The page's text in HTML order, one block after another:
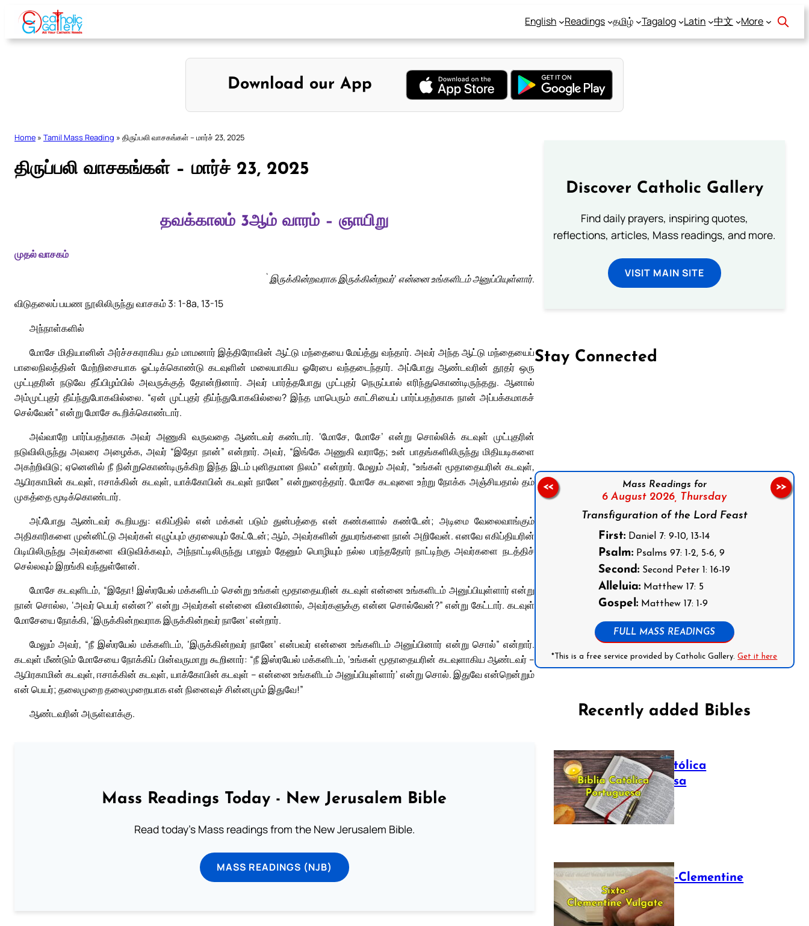
Skip
content
English Readings தமிழ் Tagalog Latin 中文 More
Download our App
Home » Tamil Mass Reading » திருப்பலி வாசகங்கள் – மார்ச் 23, 2025
திருப்பலி வாசகங்கள் – மார்ச் 23, 2025
தவக்காலம் 3ஆம் வாரம் – ஞாயிறு
முதல் வாசகம்
`இருக்கின்றவராக இருக்கின்றவர்’ என்னை உங்களிடம் அனுப்பியுள்ளார்.
விடுதலைப் பயண நூலிலிருந்து வாசகம் 3: 1-8a, 13-15
அந்நாள்களில்
மோசே மிதியானின் அர்ச்சகராகிய தம் மாமனார் இத்திரோவின் ஆட்டு மந்தையை மேய்த்து வந்தார். அவர் அந்த ஆட்டு மந்தையைப்
பாலைநிலத்தின் மேற்றிசையாக ஓட்டிக்கொண்டு கடவுளின் மலையாகிய ஓரேபை வந்தடைந்தார். அப்போது ஆண்டவரின் தூதர் ஒரு
முட்புதரின் நடுவே தீப்பிழம்பில் அவருக்குத் தோன்றினார். அவர் பார்த்தபோது முட்புதர் நெருப்பால் எரிந்துகொண்டிருந்தது. ஆனால்
அம்முட்புதர் தீய்ந்துபோகவில்லை. “ஏன் முட்புதர் தீய்ந்துபோகவில்லை? இந்த மாபெரும் காட்சியைப் பார்ப்பதற்காக நான் அப்பக்கமாகச்
செல்வேன்” என்று மோசே கூறிக்கொண்டார்.
அவ்வாறே பார்ப்பதற்காக அவர் அணுகி வருவதை ஆண்டவர் கண்டார். ‘மோசே, மோசே’ என்று சொல்லிக் கடவுள் முட்புதரின்
நடுவிலிருந்து அவரை அழைக்க, அவர் “இதோ நான்” என்றார். அவர், “இங்கே அணுகி வராதே; உன் பாதங்களிலிருந்து மிதியடிகளை
அகற்றிவிடு; ஏனெனில் நீ நின்றுகொண்டிருக்கிற இந்த இடம் புனிதமான நிலம்” என்றார். மேலும் அவர், “உங்கள் மூதாதையரின் கடவுள்,
ஆபிரகாமின் கடவுள், ஈசாக்கின் கடவுள், யாக்கோபின் கடவுள் நானே” என்றுரைத்தார். மோசே கடவுளை உற்று நோக்க அஞ்சியதால் தம்
முகத்தை மூடிக்கொண்டார்.
அப்போது ஆண்டவர் கூறியது: எகிப்தில் என் மக்கள் படும் துன்பத்தை என் கண்களால் கண்டேன்; அடிமை வேலைவாங்கும்
அதிகாரிகளை முன்னிட்டு அவர்கள் எழுப்பும் குரலையும் கேட்டேன்; ஆம், அவர்களின் துயரங்களை நான் அறிவேன். எனவே எகிப்தியரின்
பிடியிலிருந்து அவர்களை விடுவிக்கவும், அந்நாட்டிலிருந்து பாலும் தேனும் பொழியும் நல்ல பரந்ததோர் நாட்டிற்கு அவர்களை நடத்திச்
செல்லவும் இறங்கி வந்துள்ளேன்.
மோசே கடவுளிடம், “இதோ! இஸ்ரயேல் மக்களிடம் சென்று உங்கள் மூதாதையரின் கடவுள் என்னை உங்களிடம் அனுப்பியுள்ளார் என்று
நான் சொல்ல, ‘அவர் பெயர் என்ன?’ என்று அவர்கள் என்னை வினவினால், அவர்களுக்கு என்ன சொல்வேன்?” என்று கேட்டார். கடவுள்
மோசேயை நோக்கி, ‘இருக்கின்றவராக இருக்கின்றவர் நானே’ என்றார்.
மேலும் அவர், “நீ இஸ்ரயேல் மக்களிடம், ‘இருக்கின்றவர் நானே’ என்பவர் என்னை உங்களிடம் அனுப்பினார் என்று சொல்” என்றார்.
கடவுள் மீண்டும் மோசேயை நோக்கிப் பின்வருமாறு கூறினார்: “நீ இஸ்ரயேல் மக்களிடம், ‘உங்கள் மூதாதையரின் கடவுளாகிய ஆண்டவர் –
ஆபிரகாமின் கடவுள், ஈசாக்கின் கடவுள், யாக்கோபின் கடவுள் – என்னை உங்களிடம் அனுப்பியுள்ளார்’ என்று சொல். இதுவே என்றென்றும்
என் பெயர்; தலைமுறை தலைமுறையாக என் நினைவுச் சின்னமும் இதுவே!”
ஆண்டவரின் அருள்வாக்கு.
Mass Readings Today - New Jerusalem Bible
Read today's Mass readings from the New Jerusalem Bible.
MASS READINGS (NJB)
Discover Catholic Gallery
Find daily prayers, inspiring quotes,
reflections, articles, Mass readings, and more.
VISIT MAIN SITE
Stay Connected
Mass Readings for
6 August 2026, Thursday
Transfiguration of the Lord Feast
First: Daniel 7: 9-10, 13-14
Psalm: Psalms 97: 1-2, 5-6, 9
Second: Second Peter 1: 16-19
Alleluia: Matthew 17: 5
Gospel: Matthew 17: 1-9
FULL MASS READINGS
*This is a free service provided by Catholic Gallery.Get it here
<< >>
Recently added Bibles
Bíblia Católica
Portuguesa
July 16, 2025
The Sixto-Clementine
Vulgate
July 12, 2025